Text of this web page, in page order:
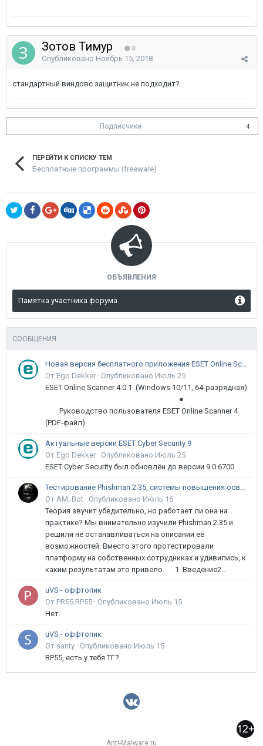
Зотов Тимур 0
Опубликовано Ноябрь 15, 2018
стандартный виндовс защитник не подходит?
Подписчики 4
ПЕРЕЙТИ К СПИСКУ ТЕМ
Бесплатные программы (freeware)
ОБЪЯВЛЕНИЯ
Памятка участника форума
СООБЩЕНИЯ
Новая версия бесплатного приложения ESET Online Scanner доступна пользователям
От Ego Dekker · Опубликовано Июль 25
ESET Online Scanner 4.0.1 (Windows 10/11, 64-разрядная)
●
Руководство пользователя ESET Online Scanner 4
(PDF-файл)
Актуальные версии ESET Cyber Security 9
От Ego Dekker · Опубликовано Июль 25
ESET Cyber Security был обновлён до версии 9.0.6700.
Тестирование Phishman 2.35, системы повышения осведомлённости пользователей в сфере ИБ
От AM_Bot · Опубликовано Июль 16
Теория звучит убедительно, но работает ли она на
практике? Мы внимательно изучили Phishman 2.35 и
решили не останавливаться на описании её
возможностей. Вместо этого протестировали
платформу на собственных сотрудниках и удивились, к
каким результатам это привело. 1. Введение2...
uVS - оффтопик
От PR55.RP55 · Опубликовано Июль 15
Нет.
uVS - оффтопик
От santy · Опубликовано Июль 15
RP55, есть у тебя ТГ?
Anti-Malware.ru